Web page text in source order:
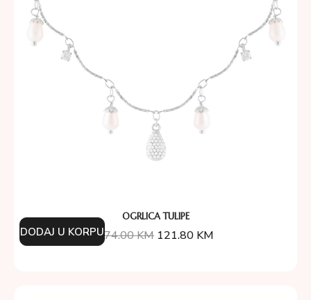
OGRLICA TULIPE
174.00KM 121.80 KM
DODAJ U KORPU